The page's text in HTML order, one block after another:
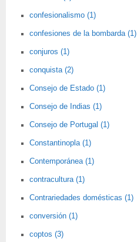
confesionalismo (1)
confesiones de la bombarda (1)
conjuros (1)
conquista (2)
Consejo de Estado (1)
Consejo de Indias (1)
Consejo de Portugal (1)
Constantinopla (1)
Contemporánea (1)
contracultura (1)
Contrariedades domésticas (1)
conversión (1)
coptos (3)